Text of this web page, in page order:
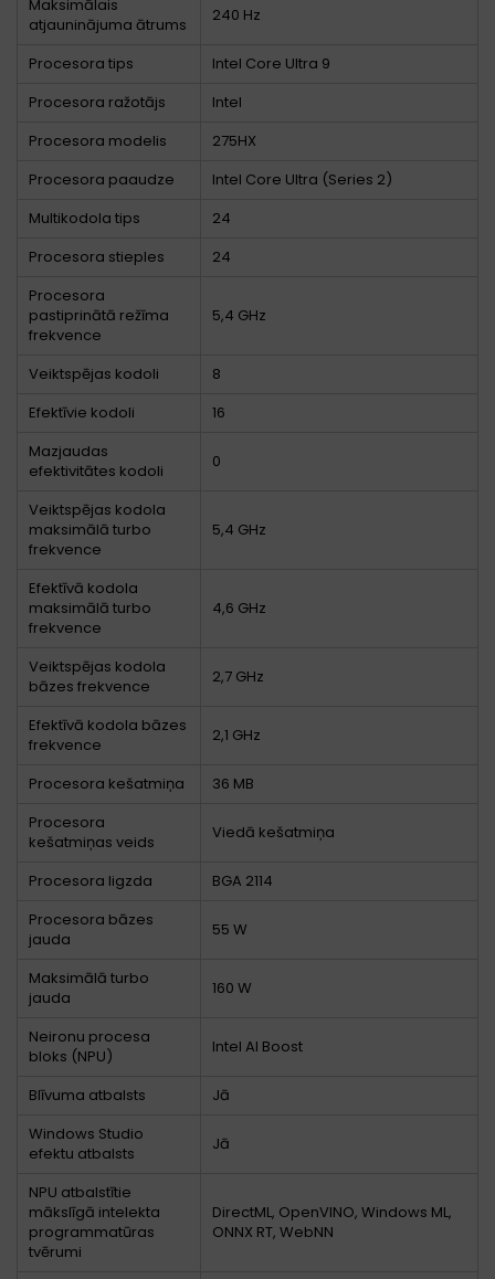
Maksimālais
atjauninājuma ātrums
240 Hz
Procesora tips
Intel Core Ultra 9
Procesora ražotājs
Intel
Procesora modelis
275HX
Procesora paaudze
Intel Core Ultra (Series 2)
Multikodola tips
24
Procesora stieples
24
Procesora
pastiprinātā režīma
frekvence
5,4 GHz
Veiktspējas kodoli
8
Efektīvie kodoli
16
Mazjaudas
efektivitātes kodoli
0
Veiktspējas kodola
maksimālā turbo
frekvence
5,4 GHz
Efektīvā kodola
maksimālā turbo
frekvence
4,6 GHz
Veiktspējas kodola
bāzes frekvence
2,7 GHz
Efektīvā kodola bāzes
frekvence
2,1 GHz
Procesora kešatmiņa
36 MB
Procesora
kešatmiņas veids
Viedā kešatmiņa
Procesora ligzda
BGA 2114
Procesora bāzes
jauda
55 W
Maksimālā turbo
jauda
160 W
Neironu procesa
bloks (NPU)
Intel AI Boost
Blīvuma atbalsts
Jā
Windows Studio
efektu atbalsts
Jā
NPU atbalstītie
mākslīgā intelekta
programmatūras
tvērumi
DirectML, OpenVINO, Windows ML,
ONNX RT, WebNN